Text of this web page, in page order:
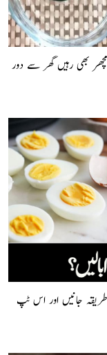
بھی رہیں گھر سے دور
جانیں اور اس ٹپ